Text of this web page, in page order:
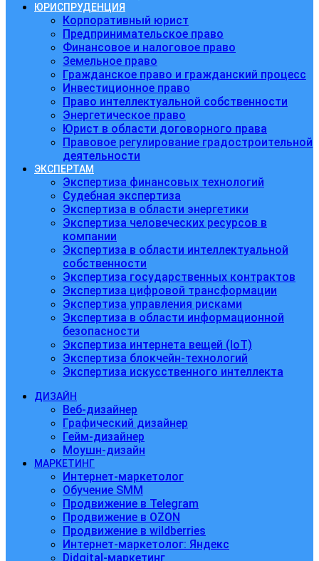
ЮРИСПРУДЕНЦИЯ
Корпоративный юрист
Предпринимательское право
Финансовое и налоговое право
Земельное право
Гражданское право и гражданский процесс
Инвестиционное право
Право интеллектуальной собственности
Энергетическое право
Юрист в области договорного права
Правовое регулирование градостроительной
деятельности
ЭКСПЕРТАМ
Экспертиза финансовых технологий
Судебная экспертиза
Экспертиза в области энергетики
Экспертиза человеческих ресурсов в
компании
Экспертиза в области интеллектуальной
собственности
Экспертиза государственных контрактов
Экспертиза цифровой трансформации
Экспертиза управления рисками
Экспертиза в области информационной
безопасности
Экспертиза интернета вещей (IoT)
Экспертиза блокчейн-технологий
Экспертиза искусственного интеллекта
ДИЗАЙН
Веб-дизайнер
Графический дизайнер
Гейм-дизайнер
Моушн-дизайн
МАРКЕТИНГ
Интернет-маркетолог
Обучение SMM
Продвижение в Telegram
Продвижение в OZON
Продвижение в wildberries
Интернет-маркетолог: Яндекс
Didgital-маркетинг